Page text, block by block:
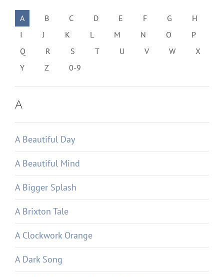
A B C D E F G
H
I
J K L M N O
P
Q
R S T U V W
X
Y
Z 0-9
A
A Beautiful Day
A Beautiful Mind
A Bigger Splash
A Brixton Tale
A Clockwork Orange
A Dark Song